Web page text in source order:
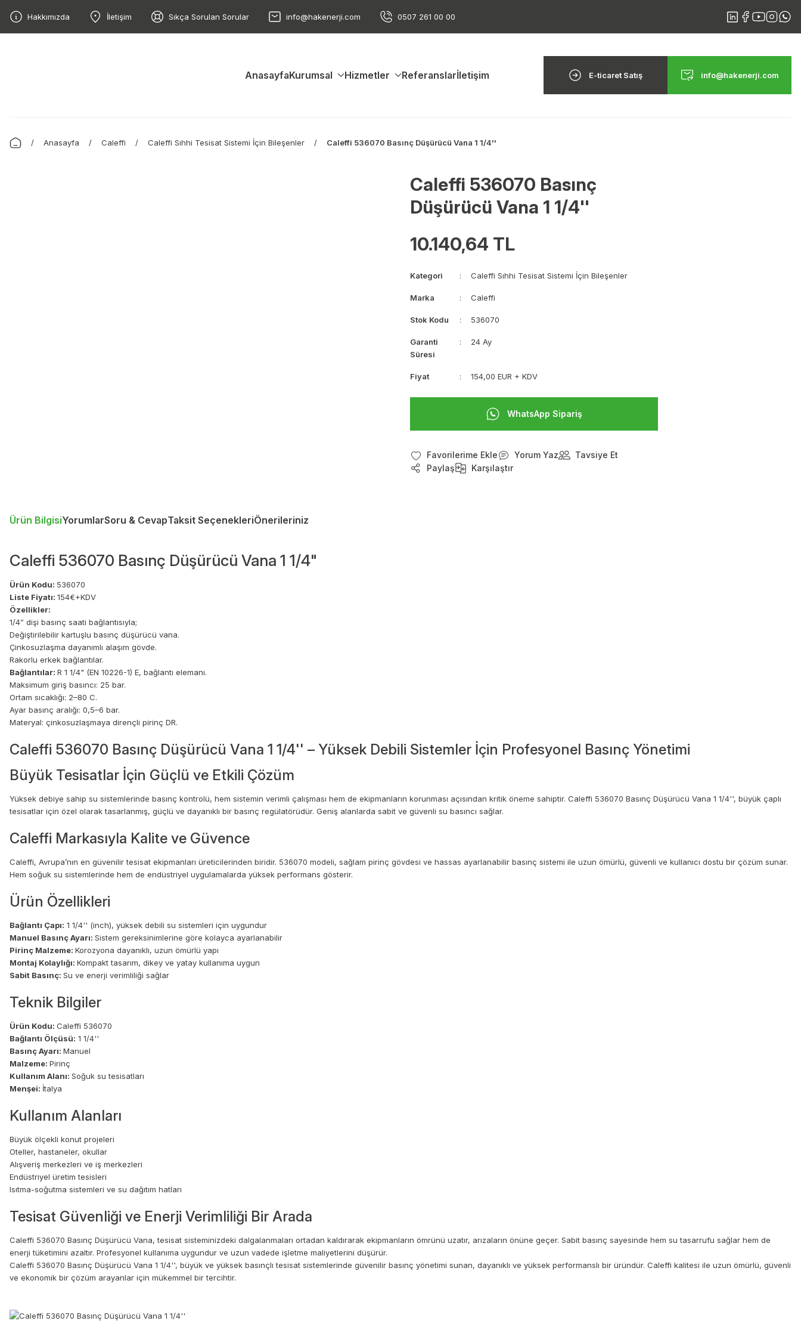
Hakkımızda İletişim Sıkça Sorulan Sorular info@hakenerji.com 0507 261 00 00
AnasayfaKurumsal Hizmetler Referanslarİletişim E-ticaret Satış info@hakenerji.com
Anasayfa Caleffi Caleffi Sıhhi Tesisat Sistemi İçin Bileşenler Caleffi 536070 Basınç Düşürücü Vana 1 1/4''
Caleffi 536070 Basınç
Düşürücü Vana 1 1/4''
10.140,64 TL
Kategori Caleffi Sıhhi Tesisat Sistemi İçin Bileşenler
Marka Caleffi
Stok Kodu 536070
Garanti
Süresi
24 Ay
Fiyat 154,00 EUR + KDV
WhatsApp Sipariş
Yorum Yaz
Tavsiye Et
Paylaş
Karşılaştır
Ürün BilgisiYorumlarSoru & CevapTaksit SeçenekleriÖnerileriniz
Caleffi 536070 Basınç Düşürücü Vana 1 1/4"
Ürün Kodu: 536070
Liste Fiyatı: 154€+KDV
Özellikler:
1/4” dişi basınç saati bağlantısıyla;
Değiştirilebilir kartuşlu basınç düşürücü vana.
Çinkosuzlaşma dayanımlı alaşım gövde.
Rakorlu erkek bağlantılar.
Bağlantılar: R 1 1/4" (EN 10226-1) E, bağlantı elemanı.
Maksimum giriş basıncı: 25 bar.
Ortam sıcaklığı: 2–80 C.
Ayar basınç aralığı: 0,5–6 bar.
Materyal: çinkosuzlaşmaya dirençli pirinç DR.
Caleffi 536070 Basınç Düşürücü Vana 1 1/4'' – Yüksek Debili Sistemler İçin Profesyonel Basınç Yönetimi
Büyük Tesisatlar İçin Güçlü ve Etkili Çözüm
Yüksek debiye sahip su sistemlerinde basınç kontrolü, hem sistemin verimli çalışması hem de ekipmanların korunması açısından kritik öneme sahiptir. Caleffi 536070 Basınç Düşürücü Vana 1 1/4'', büyük çaplı
tesisatlar için özel olarak tasarlanmış, güçlü ve dayanıklı bir basınç regülatörüdür. Geniş alanlarda sabit ve güvenli su basıncı sağlar.
Caleffi Markasıyla Kalite ve Güvence
Caleffi, Avrupa’nın en güvenilir tesisat ekipmanları üreticilerinden biridir. 536070 modeli, sağlam pirinç gövdesi ve hassas ayarlanabilir basınç sistemi ile uzun ömürlü, güvenli ve kullanıcı dostu bir çözüm sunar.
Hem soğuk su sistemlerinde hem de endüstriyel uygulamalarda yüksek performans gösterir.
Ürün Özellikleri
Bağlantı Çapı: 1 1/4'' (inch), yüksek debili su sistemleri için uygundur
Manuel Basınç Ayarı: Sistem gereksinimlerine göre kolayca ayarlanabilir
Pirinç Malzeme: Korozyona dayanıklı, uzun ömürlü yapı
Montaj Kolaylığı: Kompakt tasarım, dikey ve yatay kullanıma uygun
Sabit Basınç: Su ve enerji verimliliği sağlar
Teknik Bilgiler
Ürün Kodu: Caleffi 536070
Bağlantı Ölçüsü: 1 1/4''
Basınç Ayarı: Manuel
Malzeme: Pirinç
Kullanım Alanı: Soğuk su tesisatları
Menşei: İtalya
Kullanım Alanları
Büyük ölçekli konut projeleri
Oteller, hastaneler, okullar
Alışveriş merkezleri ve iş merkezleri
Endüstriyel üretim tesisleri
Isıtma-soğutma sistemleri ve su dağıtım hatları
Tesisat Güvenliği ve Enerji Verimliliği Bir Arada
Caleffi 536070 Basınç Düşürücü Vana, tesisat sisteminizdeki dalgalanmaları ortadan kaldırarak ekipmanların ömrünü uzatır, arızaların önüne geçer. Sabit basınç sayesinde hem su tasarrufu sağlar hem de
enerji tüketimini azaltır. Profesyonel kullanıma uygundur ve uzun vadede işletme maliyetlerini düşürür.
Caleffi 536070 Basınç Düşürücü Vana 1 1/4'', büyük ve yüksek basınçlı tesisat sistemlerinde güvenilir basınç yönetimi sunan, dayanıklı ve yüksek performanslı bir üründür. Caleffi kalitesi ile uzun ömürlü, güvenli
ve ekonomik bir çözüm arayanlar için mükemmel bir tercihtir.